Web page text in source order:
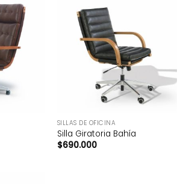
SILLAS DE OFICINA
Silla Giratoria Bahía
$690.000